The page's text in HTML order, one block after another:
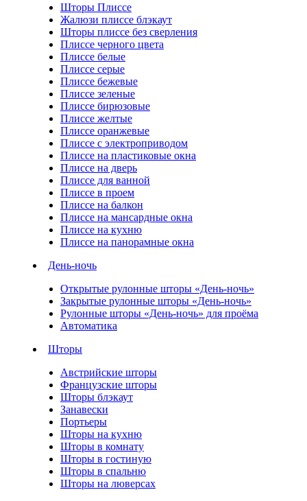
Шторы Плиссе
Жалюзи плиссе блэкаут
Шторы плиссе без сверления
Плиссе черного цвета
Плиссе белые
Плиссе серые
Плиссе бежевые
Плиссе зеленые
Плиссе бирюзовые
Плиссе желтые
Плиссе оранжевые
Плиссе с электроприводом
Плиссе на пластиковые окна
Плиссе на дверь
Плиссе для ванной
Плиссе в проем
Плиссе на балкон
Плиссе на мансардные окна
Плиссе на кухню
Плиссе на панорамные окна
День-ночь
Открытые рулонные шторы «День-ночь»
Закрытые рулонные шторы «День-ночь»
Рулонные шторы «День-ночь» для проёма
Автоматика
Шторы
Австрийские шторы
Французские шторы
Шторы блэкаут
Занавески
Портьеры
Шторы на кухню
Шторы в комнату
Шторы в гостиную
Шторы в спальню
Шторы на люверсах